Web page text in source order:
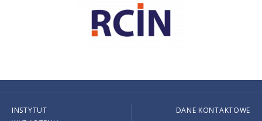
INSTYTUT
DANE KONTAKTOWE